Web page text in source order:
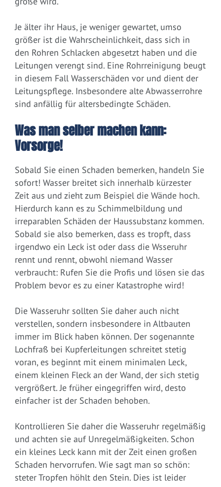
Je älter ihr Haus, je weniger gewartet, umso
größer ist die Wahrscheinlichkeit, dass sich in
den Rohren Schlacken abgesetzt haben und die
Leitungen verengt sind. Eine Rohrreinigung beugt
in diesem Fall Wasserschäden vor und dient der
Leitungspflege. Insbesondere alte Abwasserrohre
sind anfällig für altersbedingte Schäden.
Was man selber machen kann:
Vorsorge!
Sobald Sie einen Schaden bemerken, handeln Sie
sofort! Wasser breitet sich innerhalb kürzester
Zeit aus und zieht zum Beispiel die Wände hoch.
Hierdurch kann es zu Schimmelbildung und
irreparablen Schäden der Haussubstanz kommen.
Sobald sie also bemerken, dass es tropft, dass
irgendwo ein Leck ist oder dass die Wsseruhr
rennt und rennt, obwohl niemand Wasser
verbraucht: Rufen Sie die Profis und lösen sie das
Problem bevor es zu einer Katastrophe wird!
Die Wasseruhr sollten Sie daher auch nicht
verstellen, sondern insbesondere in Altbauten
immer im Blick haben können. Der sogenannte
Lochfraß bei Kupferleitungen schreitet stetig
voran, es beginnt mit einem minimalen Leck,
einem kleinen Fleck an der Wand, der sich stetig
vergrößert. Je früher eingegriffen wird, desto
einfacher ist der Schaden behoben.
Kontrollieren Sie daher die Wasseruhr regelmäßig
und achten sie auf Unregelmäßigkeiten. Schon
ein kleines Leck kann mit der Zeit einen großen
Schaden hervorrufen. Wie sagt man so schön:
steter Tropfen höhlt den Stein. Dies ist leider